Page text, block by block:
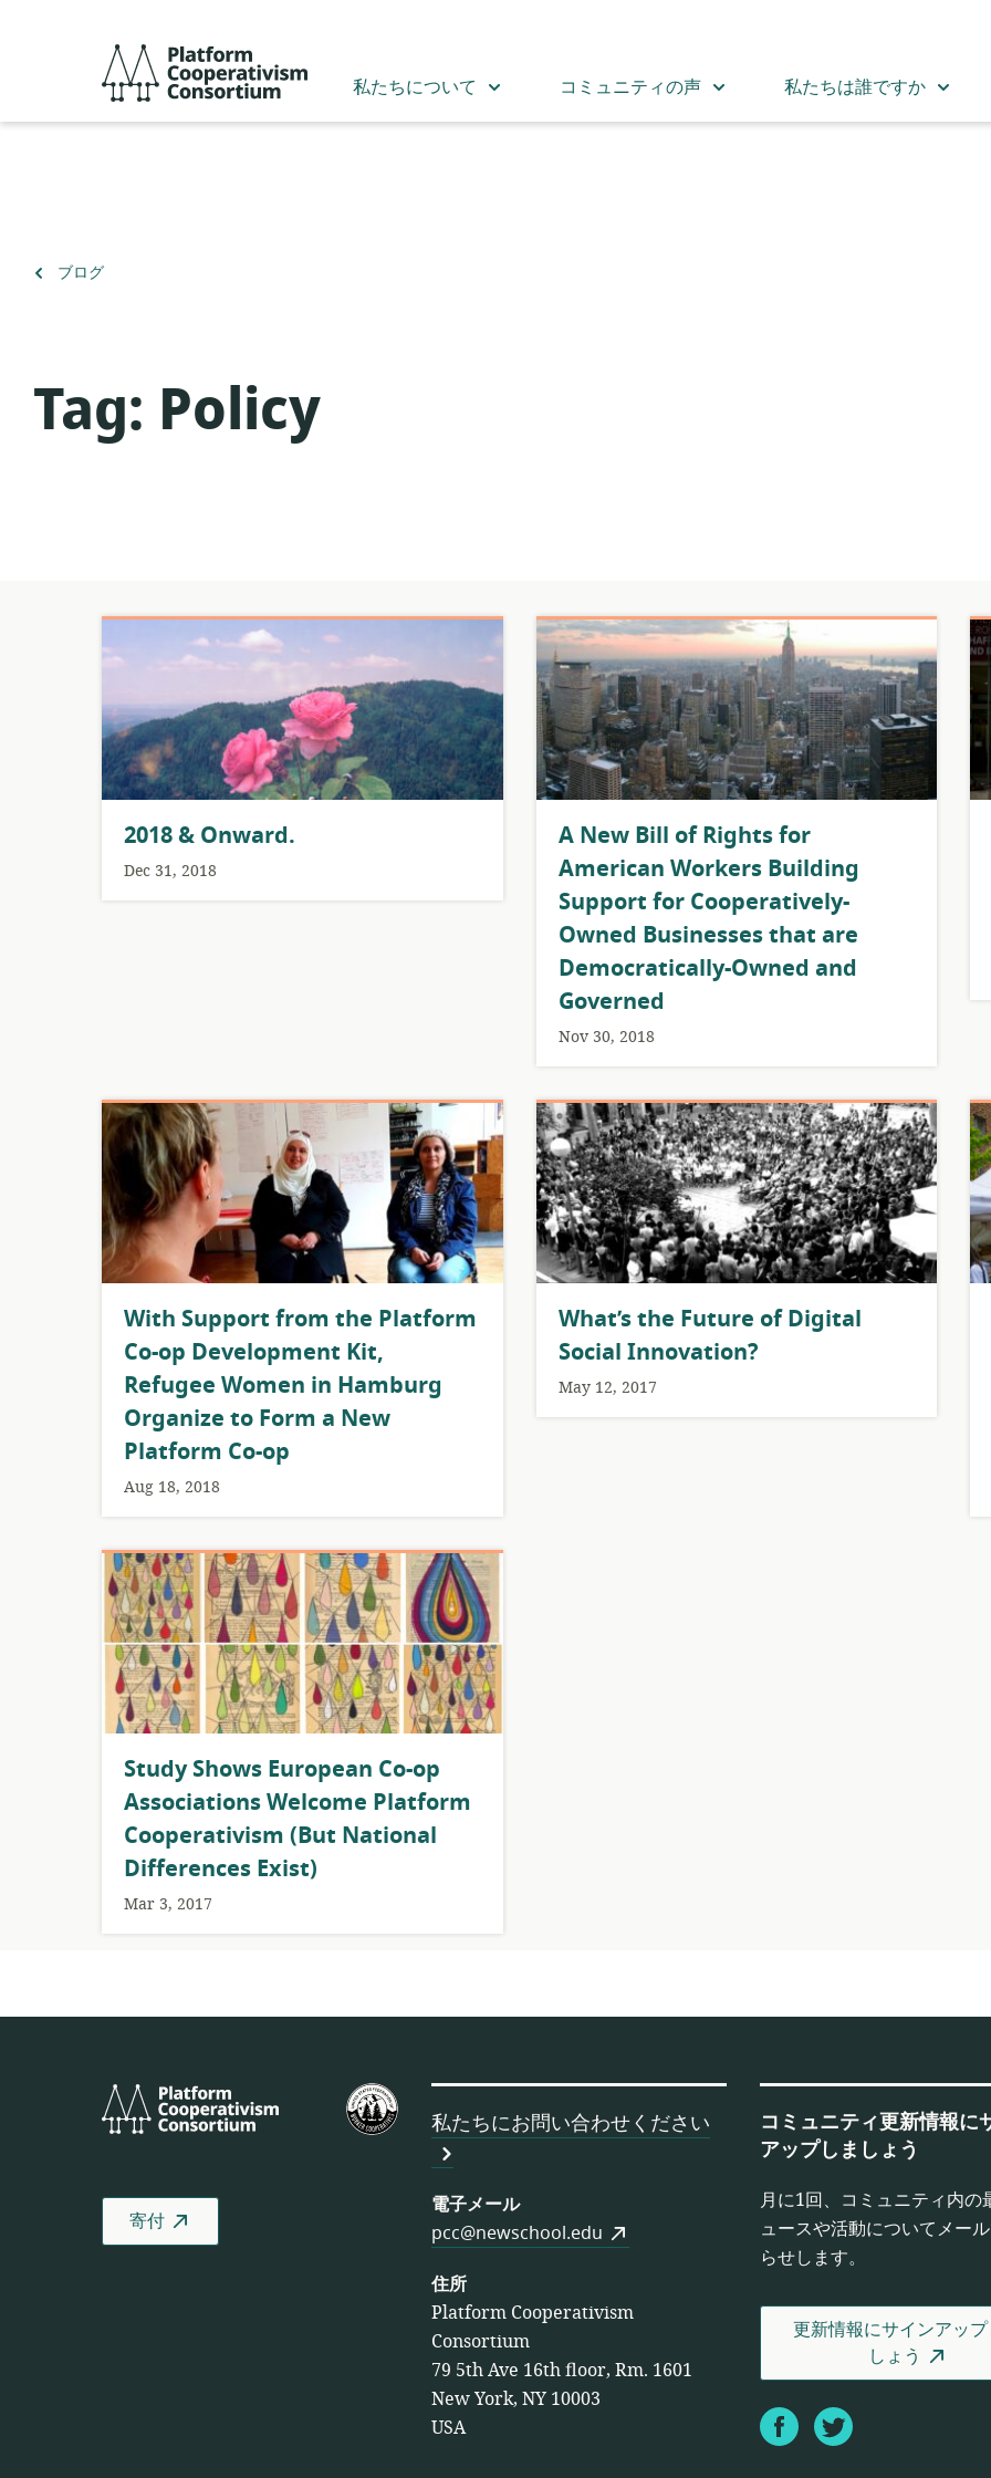
ン
Cooperativism
私たちについて コミュニティの声 私たちは誰ですか
（）
ブログ
Tag: Policy
​2018 & Onward.
Dec 31, 2018
A New Bill of Rights for
American Workers Building
Support for Cooperatively-
Owned Businesses that are
Democratically-Owned and
Governed
Nov 30, 2018
With Support from the Platform
Co-op Development Kit,
Refugee Women in Hamburg
Organize to Form a New
Platform Co-op
Aug 18, 2018
What’s the Future of Digital
Social Innovation?
May 12, 2017
Study Shows European Co-op
Associations Welcome Platform
Cooperativism (But National
Differences Exist)
Mar 3, 2017
Platform
Cooperativism
米
国
寄付
私たちにお問い合わせください
電子メール
pcc@newschool.edu
住所
Platform Cooperativism
Consortium
79 5th Ave 16th floor, Rm. 1601
New York, NY 10003
USA
コミュニティ更新情報に
アップしましょう
月に1回、コミュニティ内の
ュースや活動についてメー
らせします。
更新情報にサインアップ
しょう
FacebookTwitter